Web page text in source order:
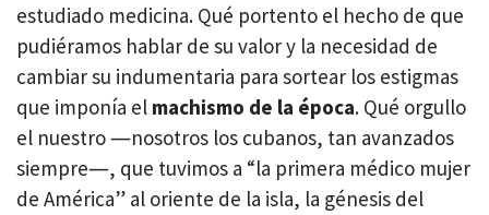
estudiado medicina. Qué portento el hecho de que
pudiéramos hablar de su valor y la necesidad de
cambiar su indumentaria para sortear los estigmas
que imponía el machismo de la época. Qué orgullo
el nuestro ―nosotros los cubanos, tan avanzados
siempre―, que tuvimos a “la primera médico mujer
de América” al oriente de la isla, la génesis del